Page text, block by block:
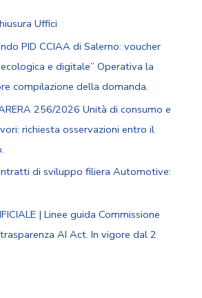
Uffici
PID CCIAA di Salerno: voucher
e digitale” Operativa la
compilazione della domanda.
256/2026 Unità di consumo e
richiesta osservazioni entro il
di sviluppo filiera Automotive:
| Linee guida Commissione
AI Act. In vigore dal 2